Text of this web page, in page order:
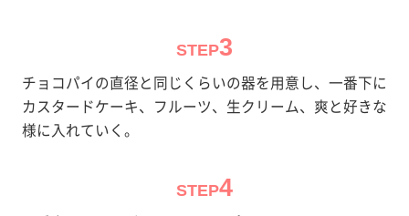
STEP3
チョコパイの直径と同じくらいの器を用意し、一番下に
カスタードケーキ、フルーツ、生クリーム、爽と好きな
様に入れていく。
STEP4